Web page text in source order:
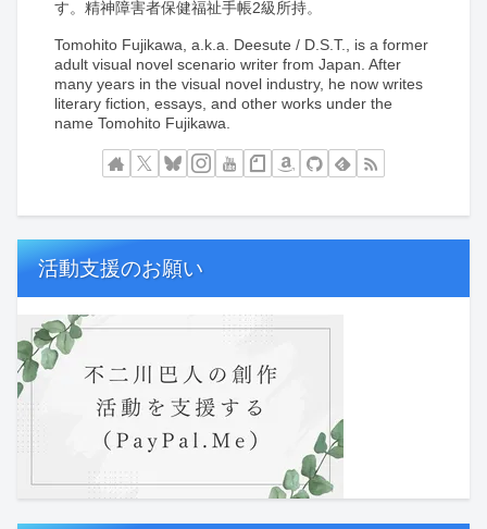
す。精神障害者保健福祉手帳2級所持。
Tomohito Fujikawa, a.k.a. Deesute / D.S.T., is a former
adult visual novel scenario writer from Japan. After
many years in the visual novel industry, he now writes
literary fiction, essays, and other works under the
name Tomohito Fujikawa.
活動支援のお願い